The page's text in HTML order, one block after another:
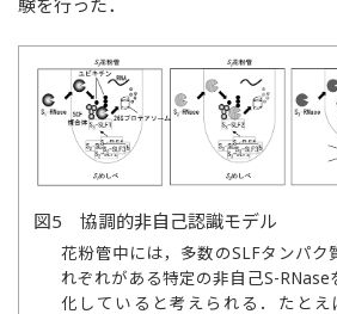
験を行った．
図5 協調的非自己認識モデル
花粉管中には，多数のSLFタンパク
れぞれがある特定の非自己S-
化していると考えられる．たとえ